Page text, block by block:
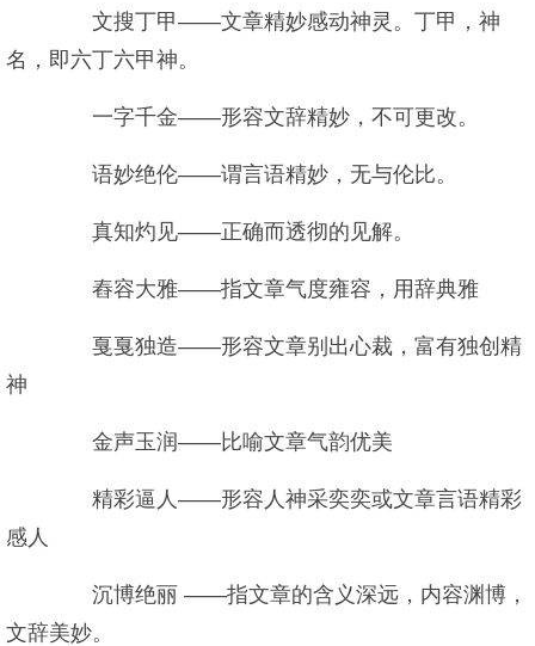
文搜丁甲——文章精妙感动神灵。丁甲，神
名，即六丁六甲神。
一字千金——形容文辞精妙，不可更改。
语妙绝伦——谓言语精妙，无与伦比。
真知灼见——正确而透彻的见解。
舂容大雅——指文章气度雍容，用辞典雅
戛戛独造——形容文章别出心裁，富有独创精
神
金声玉润——比喻文章气韵优美
精彩逼人——形容人神采奕奕或文章言语精彩
感人
沉博绝丽 ——指文章的含义深远，内容渊博，
文辞美妙。